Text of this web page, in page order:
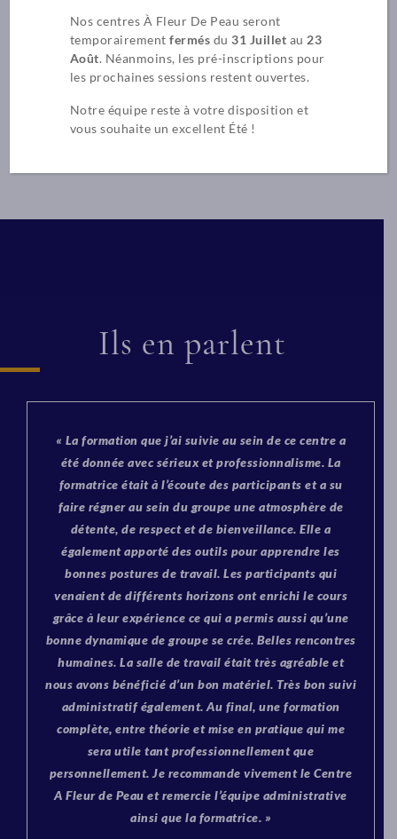
EN SAVOIR PLUS
Ils en parlent
« La formation que j’ai suivie au sein de ce centre a
été donnée avec sérieux et professionnalisme. La
formatrice était à l’écoute des participants et a su
faire régner au sein du groupe une atmosphère de
détente, de respect et de bienveillance. Elle a
également apporté des outils pour apprendre les
bonnes postures de travail. Les participants qui
venaient de différents horizons ont enrichi le cours
grâce à leur expérience ce qui a permis aussi qu’une
bonne dynamique de groupe se crée. Belles rencontres
humaines. La salle de travail était très agréable et
nous avons bénéficié d’un bon matériel. Très bon suivi
administratif également. Au final, une formation
complète, entre théorie et mise en pratique qui me
sera utile tant professionnellement que
personnellement. Je recommande vivement le Centre
A Fleur de Peau et remercie l’équipe administrative
ainsi que la formatrice. »
Nos centres À Fleur De Peau seront
temporairementfermés du31 Juillet au 23
Août. Néanmoins, les pré-inscriptions pour
les prochaines sessions restent ouvertes.
Notre équipe reste à votre disposition et
vous souhaite un excellent Été !